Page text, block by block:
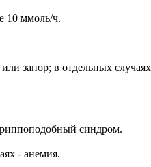
10 ммоль/ч.
запор; в отдельных
синдром.
- анемия.